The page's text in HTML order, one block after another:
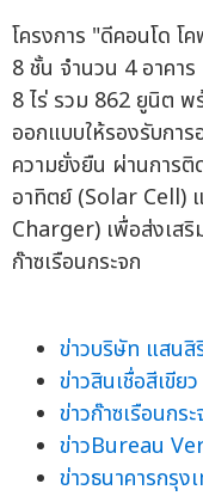
โครงการ "ดีคอนโด โ
8 ชั้น จำนวน 4 อาคา
8 ไร่ รวม 862 ยูนิต พ
ออกแบบให้รองรับกา
ความยั่งยืน ผ่านการ
อาทิตย์ (Solar Cell)
Charger) เพื่อส่งเสริ
ก๊าซเรือนกระจก
ข่าวบริษัท แสนสิ
ข่าวสินเชื่อสีเขียว
ข่าวก๊าซเรือนกร
ข่าวBureau
ข่าวธนาคารกรุง